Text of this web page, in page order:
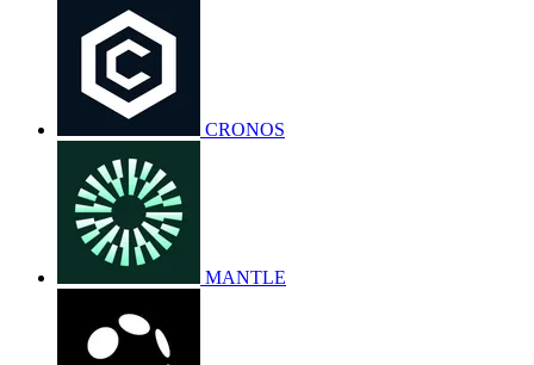
CRONOS
MANTLE